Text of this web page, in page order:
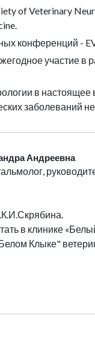
of Veterinary
конференций -
участие в
в
заболеваний
Андреевна
в клинике
Клыке"